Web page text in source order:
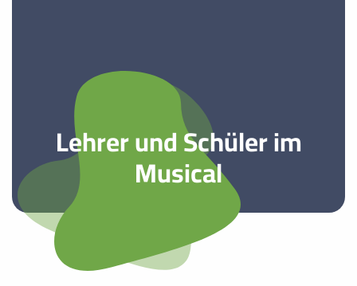
Lehrer und Schüler im
Musical